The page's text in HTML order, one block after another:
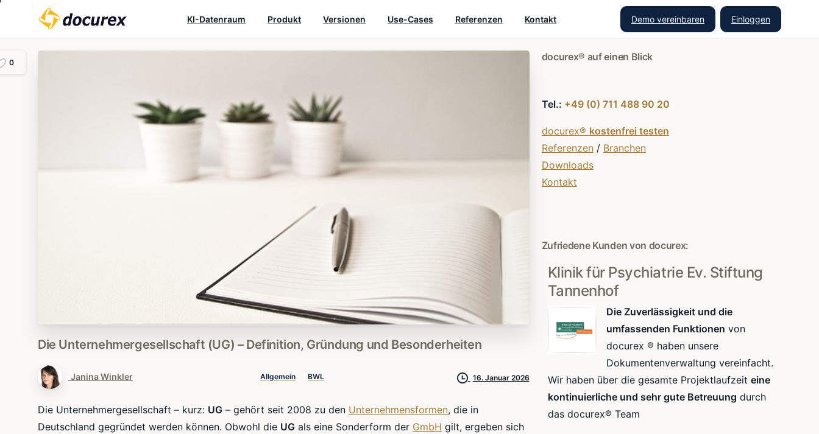
KI-Datenraum Produkt Versionen Use-Cases Referenzen Kontakt Demo vereinbaren Einloggen
Die Unternehmergesellschaft (UG) – Definition, Gründung und Besonderheiten
Janina Winkler Allgemein BWL 16. Januar 2026
Die Unternehmergesellschaft – kurz: UG – gehört seit 2008 zu den Unternehmensformen, die in
Deutschland gegründet werden können. Obwohl die UG als eine Sonderform der GmbH gilt, ergeben sich
0 docurex® auf einen Blick
Tel.: +49 (0) 711 488 90 20
docurex® kostenfrei testen
Referenzen / Branchen
Downloads
Kontakt
Zufriedene Kunden von docurex:
Klinik für Psychiatrie Ev. Stiftung
Tannenhof
Die Zuverlässigkeit und die
umfassenden Funktionen von
docurex ® haben unsere
Dokumentenverwaltung vereinfacht.
Wir haben über die gesamte Projektlaufzeit eine
kontinuierliche und sehr gute Betreuung durch
das docurex® Team